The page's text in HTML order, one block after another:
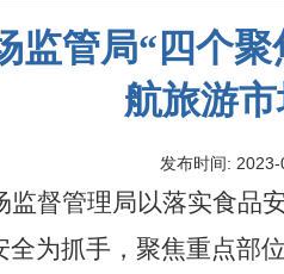
监管局“四个
航旅游
发布时间:
监督管理局以落实食品
全为抓手，聚焦重点部